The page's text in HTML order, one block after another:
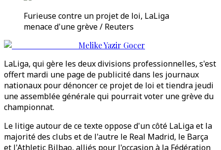
Furieuse contre un projet de loi, LaLiga
menace d'une grève / Reuters
Melike Yazir Gocer
LaLiga, qui gère les deux divisions professionnelles, s'est
offert mardi une page de publicité dans les journaux
nationaux pour dénoncer ce projet de loi et tiendra jeudi
une assemblée générale qui pourrait voter une grève du
championnat.
Le litige autour de ce texte oppose d'un côté LaLiga et la
majorité des clubs et de l'autre le Real Madrid, le Barça
et l'Athletic Bilbao, alliés pour l'occasion à la Fédération